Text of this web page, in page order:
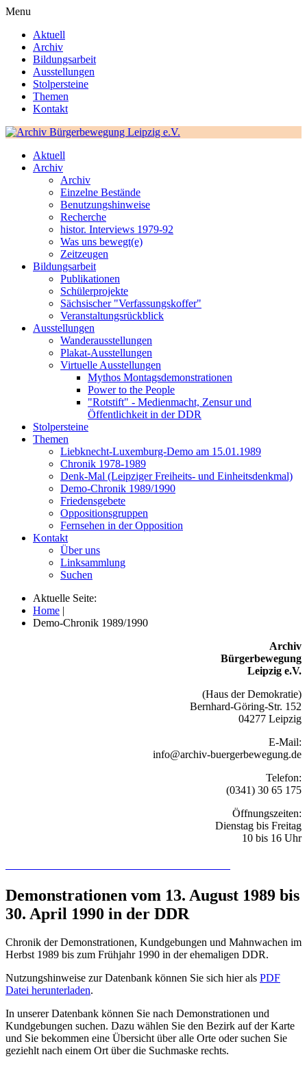
Menu
Aktuell
Archiv
Bildungsarbeit
Ausstellungen
Stolpersteine
Themen
Kontakt
Aktuell
Archiv
Archiv
Einzelne Bestände
Benutzungshinweise
Recherche
histor. Interviews 1979-92
Was uns bewegt(e)
Zeitzeugen
Bildungsarbeit
Publikationen
Schülerprojekte
Sächsischer "Verfassungskoffer"
Veranstaltungsrückblick
Ausstellungen
Wanderausstellungen
Plakat-Ausstellungen
Virtuelle Ausstellungen
Mythos Montagsdemonstrationen
Power to the People
"Rotstift" - Medienmacht, Zensur und
Öffentlichkeit in der DDR
Stolpersteine
Themen
Liebknecht-Luxemburg-Demo am 15.01.1989
Chronik 1978-1989
Denk-Mal (Leipziger Freiheits- und Einheitsdenkmal)
Demo-Chronik 1989/1990
Friedensgebete
Oppositionsgruppen
Fernsehen in der Opposition
Kontakt
Über uns
Linksammlung
Suchen
Aktuelle Seite:
Home |
Demo-Chronik 1989/1990
Archiv
Bürgerbewegung
Leipzig e.V.
(Haus der Demokratie)
Bernhard-Göring-Str. 152
04277 Leipzig
E-Mail:
info@archiv-buergerbewegung.de
Telefon:
(0341) 30 65 175
Öffnungszeiten:
Dienstag bis Freitag
10 bis 16 Uhr
Demonstrationen vom 13. August 1989 bis
30. April 1990 in der DDR
Chronik der Demonstrationen, Kundgebungen und Mahnwachen im
Herbst 1989 bis zum Frühjahr 1990 in der ehemaligen DDR.
Nutzungshinweise zur Datenbank können Sie sich hier als PDF
Datei herunterladen.
In unserer Datenbank können Sie nach Demonstrationen und
Kundgebungen suchen. Dazu wählen Sie den Bezirk auf der Karte
und Sie bekommen eine Übersicht über alle Orte oder suchen Sie
geziehlt nach einem Ort über die Suchmaske rechts.